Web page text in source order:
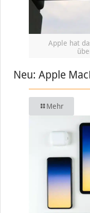
Apple hat
Neu: Apple
Mehr